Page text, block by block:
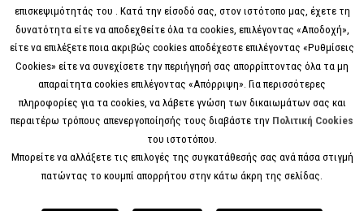
© COPYRIGHT 2017 KANELL.GR, ALL RIGHTS
επισκεψιμότητάς του . Κατά την είσοδό σας, στον ιστότοπο μας, έχετε τη
δυνατότητα είτε να αποδεχθείτε όλα τα cookies, επιλέγοντας «Αποδοχή»,
είτε να επιλέξετε ποια ακριβώς cookies αποδέχεστε επιλέγοντας «Ρυθμίσεις
Cookies» είτε να συνεχίσετε την περιήγησή σας απορρίπτοντας όλα τα μη
απαραίτητα cookies επιλέγοντας «Απόρριψη». Για περισσότερες
πληροφορίες για τα cookies, να λάβετε γνώση των δικαιωμάτων σας και
περαιτέρω τρόπους απενεργοποίησής τους διαβάστε την Πολιτική Cookies
του ιστοτόπου.
Μπορείτε να αλλάξετε τις επιλογές της συγκατάθεσής σας ανά πάσα στιγμή
πατώντας το κουμπί απορρήτου στην κάτω άκρη της σελίδας.